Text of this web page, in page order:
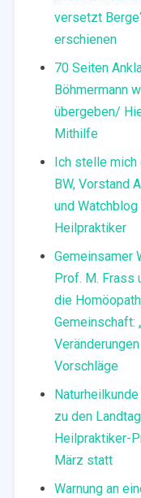
versetzt
erschienen
70 Seiten
Böhmermann
übergeben/
Mithilfe
Ich stelle
BW, Vorstand
und
Heilpraktiker
Gemeinsamer
Prof. M. Frass
die
Gemeinschaft:
Vorschläge
zu den
Heilpraktiker-
März statt
Warnung an